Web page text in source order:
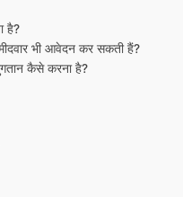
है?
भी आवेदन कर सकती हैं?
कैसे करना है?